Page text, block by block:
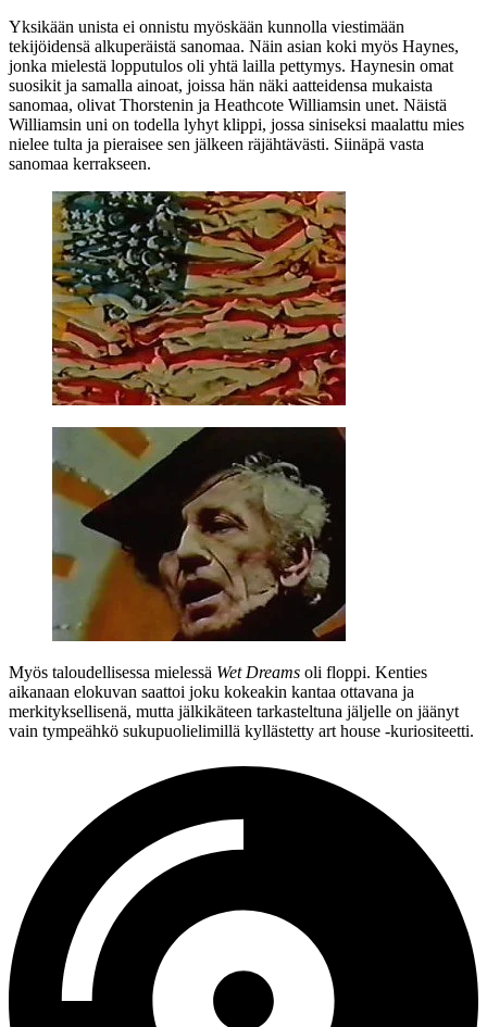
Yksikään unista ei onnistu myöskään kunnolla viestimään
tekijöidensä alkuperäistä sanomaa. Näin asian koki myös Haynes,
jonka mielestä lopputulos oli yhtä lailla pettymys. Haynesin omat
suosikit ja samalla ainoat, joissa hän näki aatteidensa mukaista
sanomaa, olivat Thorstenin ja Heathcote Williamsin unet. Näistä
Williamsin uni on todella lyhyt klippi, jossa siniseksi maalattu mies
nielee tulta ja pieraisee sen jälkeen räjähtävästi. Siinäpä vasta
sanomaa kerrakseen.
Myös taloudellisessa mielessä Wet Dreams oli floppi. Kenties
aikanaan elokuvan saattoi joku kokeakin kantaa ottavana ja
merkityksellisenä, mutta jälkikäteen tarkasteltuna jäljelle on jäänyt
vain tympeähkö sukupuolielimillä kyllästetty art house ‑kuriositeetti.